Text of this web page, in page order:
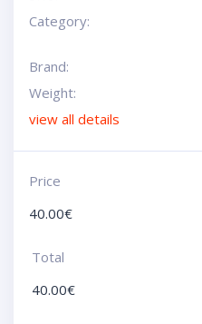
Category:
Brand:
Weight:
view all details
Price
40.00€
Total
40.00€